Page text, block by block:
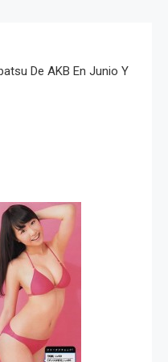
De AKB En Junio Y